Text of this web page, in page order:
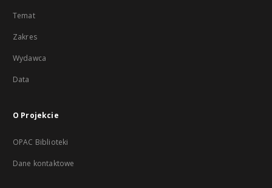
Temat
Zakres
Wydawca
Data
O Projekcie
OPAC Biblioteki
Dane kontaktowe